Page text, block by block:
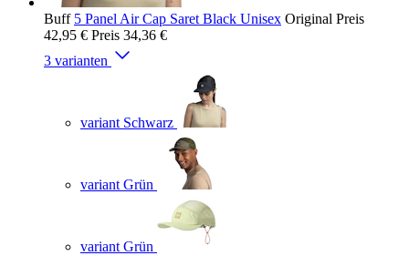
Buff 5 Panel Air Cap Saret Black Unisex Original Preis
42,95 € Preis 34,36 €
3 varianten
variant Schwarz
variant Grün
variant Grün